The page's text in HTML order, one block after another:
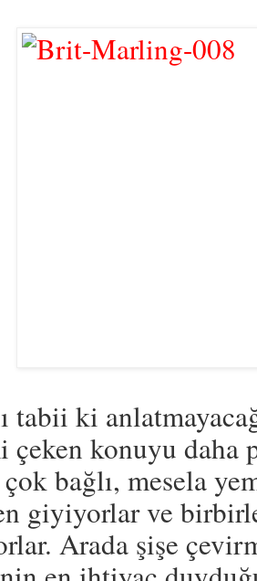
tabii ki
konuyu daha
bağlı, mesela
giyiyorlar ve
Arada şişe